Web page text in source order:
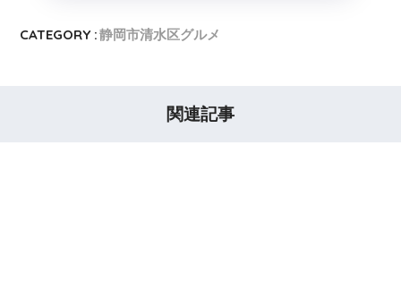
CATEGORY :静岡市清水区グルメ
関連記事